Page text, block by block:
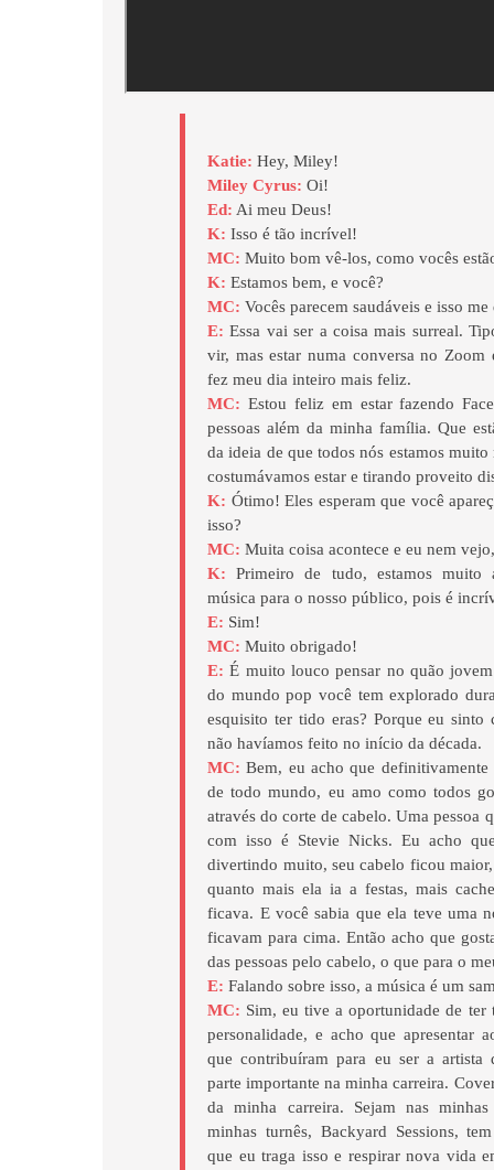
Katie: Hey, Miley!
Miley Cyrus: Oi!
Ed: Ai meu Deus!
K: Isso é tão incrível!
MC: Muito bom vê-los, como vocês
K:Estamos bem, e você?
MC: Vocês parecem saudáveis e isso
E: Essa vai ser a coisa mais surreal.
vir, mas estar numa conversa no Zoom
fez meu dia inteiro mais feliz.
MC: Estou feliz em estar fazendo
pessoas além da minha família. Que
da ideia de que todos nós estamos
costumávamos estar e tirando proveito
K: Ótimo! Eles esperam que você
isso?
MC: Muita coisa acontece e eu nem
K: Primeiro de tudo, estamos muito
música para o nosso público, pois é
E: Sim!
MC: Muito obrigado!
E: É muito louco pensar no quão
do mundo pop você tem explorado
esquisito ter tido eras? Porque eu sinto
não havíamos feito no início da década.
MC: Bem, eu acho que definitivamente
de todo mundo, eu amo como todos
através do corte de cabelo. Uma pessoa
com isso é Stevie Nicks. Eu acho
divertindo muito, seu cabelo ficou
quanto mais ela ia a festas, mais
ficava. E você sabia que ela teve uma
ficavam para cima. Então acho que
das pessoas pelo cabelo, o que para o
E: Falando sobre isso, a música é um
MC: Sim, eu tive a oportunidade de ter
personalidade, e acho que apresentar
que contribuíram para eu ser a artista
parte importante na minha carreira.
da minha carreira. Sejam nas minhas
minhas turnês, Backyard Sessions,
que eu traga isso e respirar nova vida